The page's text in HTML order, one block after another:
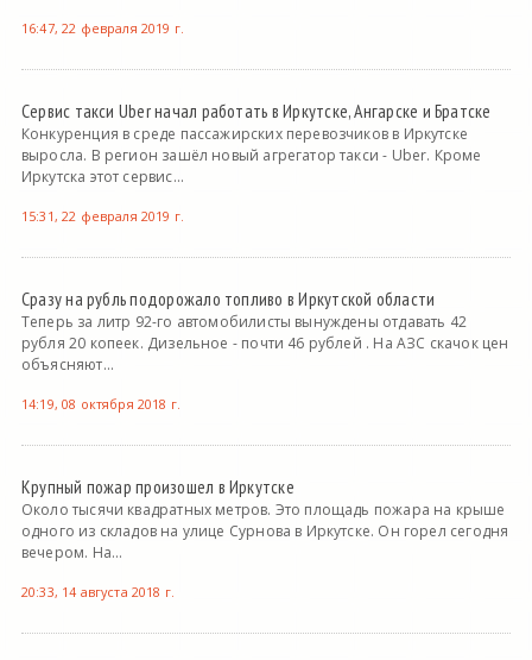
16:47, 22 февраля 2019 г.
Сервис такси Uber начал работать в Иркутске, Ангарске и Братске
Конкуренция в среде пассажирских перевозчиков в Иркутске
выросла. В регион зашёл новый агрегатор такси - Uber. Кроме
Иркутска этот сервис...
15:31, 22 февраля 2019 г.
Сразу на рубль подорожало топливо в Иркутской области
Теперь за литр 92-го автомобилисты вынуждены отдавать 42
рубля 20 копеек. Дизельное - почти 46 рублей . На АЗС скачок цен
объясняют...
14:19, 08 октября 2018 г.
Крупный пожар произошел в Иркутске
Около тысячи квадратных метров. Это площадь пожара на крыше
одного из складов на улице Сурнова в Иркутске. Он горел сегодня
вечером. На...
20:33, 14 августа 2018 г.